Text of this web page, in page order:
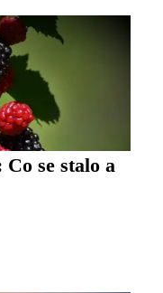
se stalo a